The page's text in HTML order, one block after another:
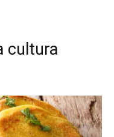
cultura